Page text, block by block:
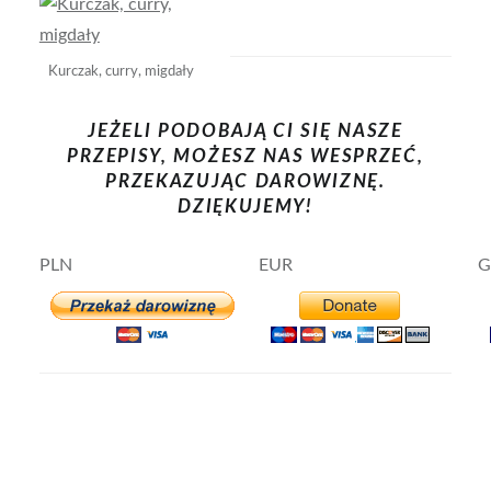
Kurczak, curry, migdały
JEŻELI PODOBAJĄ CI SIĘ NASZE
PRZEPISY, MOŻESZ NAS WESPRZEĆ,
PRZEKAZUJĄC DAROWIZNĘ.
DZIĘKUJEMY!
PLN EUR